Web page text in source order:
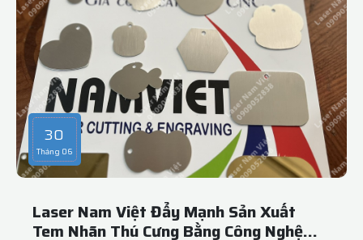
cao, đặc biệt ở phần logo, hoa văn, lỗ thoáng khí trên vải ...
Công nghệ cắt laser trên vải nón.- Một trong những thế
mạnh tại Laser Nam Việt là cắt hoa văn cắt laser trang trí,
hoa vải cắt laser handmade cho các shop phụ kiện, xưởng
thời trang, tiệm cưới hỏi. ..
30
Tháng 06
Laser Nam Việt Đẩy Mạnh Sản Xuất
Tem Nhãn Thú Cưng Bằng Công Nghệ